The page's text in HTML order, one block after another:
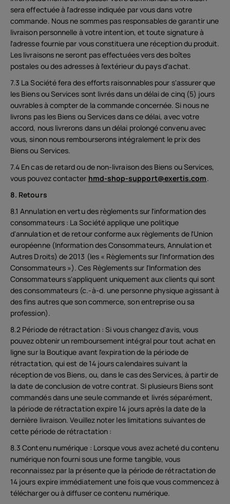
sera effectuée à l'adresse indiquée par vous dans votre
commande. Nous ne sommes pas responsables de garantir une
livraison personnelle à votre intention, et toute signature à
l'adresse fournie par vous constituera une réception du produit.
Les livraisons ne seront pas effectuées vers des boîtes
postales ou des adresses à l'extérieur du pays d'achat.
7.3 La Société fera des efforts raisonnables pour s'assurer que
les Biens ou Services sont livrés dans un délai de cinq (5) jours
ouvrables à compter de la commande concernée. Si nous ne
livrons pas les Biens ou Services dans ce délai, avec votre
accord, nous livrerons dans un délai prolongé convenu avec
vous, sinon nous rembourserons intégralement le prix des
Biens ou Services.
7.4 En cas de retard ou de non-livraison des Biens ou Services,
vous pouvez contacter hmd-shop-support@exertis.com.
8. Retours
8.1 Annulation en vertu des règlements sur l'information des
consommateurs : La Société applique une politique
d'annulation et de retour conforme aux règlements de l'Union
européenne (Information des Consommateurs, Annulation et
Autres Droits) de 2013 (les « Règlements sur l'Information des
Consommateurs »). Ces Règlements sur l'Information des
Consommateurs s'appliquent uniquement aux clients qui sont
des consommateurs (c.-à-d. une personne physique agissant à
des fins autres que son commerce, son entreprise ou sa
profession).
8.2 Période de rétractation : Si vous changez d'avis, vous
pouvez obtenir un remboursement intégral pour tout achat en
ligne sur la Boutique avant l'expiration de la période de
rétractation, qui est de 14 jours calendaires suivant la
réception de vos Biens, ou, dans le cas des Services, à partir de
la date de conclusion de votre contrat. Si plusieurs Biens sont
commandés dans une seule commande et livrés séparément,
la période de rétractation expire 14 jours après la date de la
dernière livraison. Veuillez noter les limitations suivantes de
cette période de rétractation :
8.3 Contenu numérique : Lorsque vous avez acheté du contenu
numérique non fourni sous une forme tangible, vous
reconnaissez par la présente que la période de rétractation de
14 jours expire immédiatement une fois que vous commencez à
télécharger ou à diffuser ce contenu numérique.